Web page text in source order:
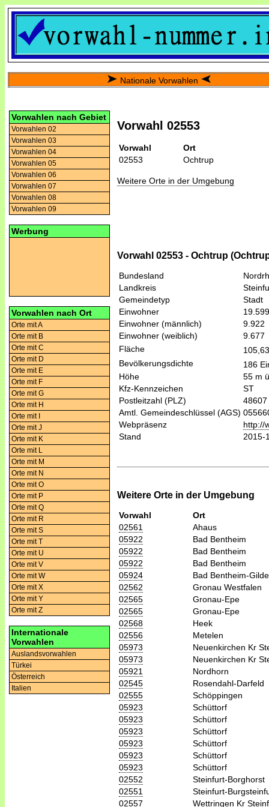
Nationale Vorwahlen
Vorwahlen nach Gebiet
Vorwahlen 02
Vorwahlen 03
Vorwahlen 04
Vorwahlen 05
Vorwahlen 06
Vorwahlen 07
Vorwahlen 08
Vorwahlen 09
Werbung
Vorwahlen nach Ort
Orte mit A
Orte mit B
Orte mit C
Orte mit D
Orte mit E
Orte mit F
Orte mit G
Orte mit H
Orte mit I
Orte mit J
Orte mit K
Orte mit L
Orte mit M
Orte mit N
Orte mit O
Orte mit P
Orte mit Q
Orte mit R
Orte mit S
Orte mit T
Orte mit U
Orte mit V
Orte mit W
Orte mit X
Orte mit Y
Orte mit Z
Internationale
Vorwahlen
Auslandsvorwahlen
Türkei
Österreich
Italien
Vorwahl 02553
Vorwahl
Ort
02553
Ochtrup
Weitere Orte in der Umgebung
Vorwahl 02553 - Ochtrup
Bundesland
Landkreis
Gemeindetyp
Stadt
Einwohner
19.599
Einwohner (männlich)
9.922
Einwohner (weiblich)
9.677
Fläche
Bevölkerungsdichte
186
Höhe
55 m
Kfz-Kennzeichen
ST
Postleitzahl (PLZ)
48607
Amtl. Gemeindeschlüssel (AGS)
Webpräsenz
http://
Stand
2015-
Weitere Orte in der Umgebung
Vorwahl
Ort
02561
Ahaus
05922
Bad Bentheim
05922
Bad Bentheim
05922
Bad Bentheim
05924
Bad Bentheim-
02562
Gronau Westfalen
02565
Gronau-Epe
02565
Gronau-Epe
02568
Heek
02556
Metelen
05973
Neuenkirchen Kr
05973
Neuenkirchen Kr
05921
Nordhorn
02545
Rosendahl-Darfeld
02555
Schöppingen
05923
Schüttorf
05923
Schüttorf
05923
Schüttorf
05923
Schüttorf
05923
Schüttorf
05923
Schüttorf
02552
Steinfurt-Borghorst
02551
Steinfurt-
02557
Wettringen Kr